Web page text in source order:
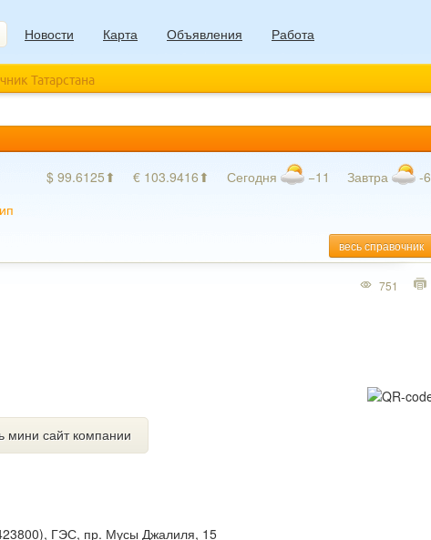
Новости Карта Объявления Работа
Татарстана
$ 99.6125⬆ € 103.9416⬆ Сегодня −11 Завтра -6
весь справочник
мини сайт компании
751
), ГЭС, пр. Мусы Джалиля, 15